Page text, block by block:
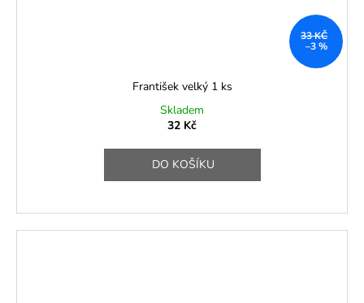
33 KČ
–3 %
František velký 1 ks
Skladem
32 Kč
DO KOŠÍKU